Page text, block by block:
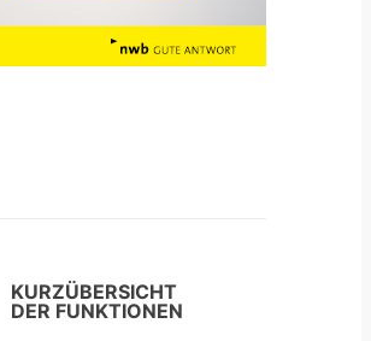
KURZÜBERSICHT
DER FUNKTIONEN